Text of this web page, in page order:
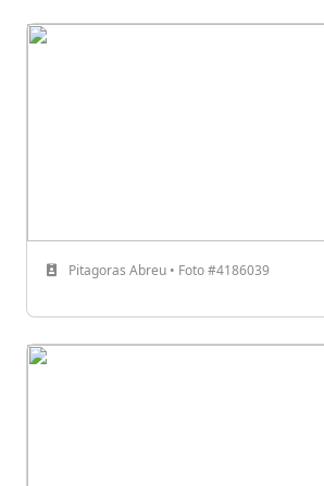
Pitagoras Abreu • Foto #4186039